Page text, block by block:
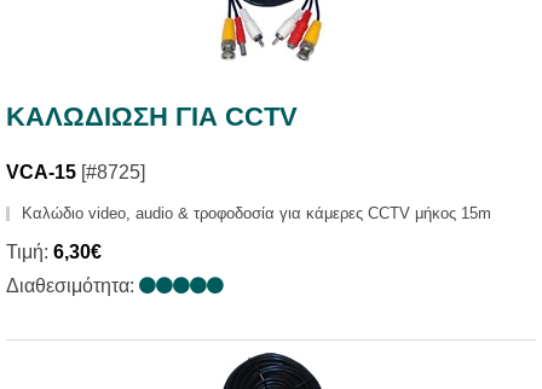
ΚΑΛΩΔΙΩΣΗ ΓΙΑ CCTV
VCA-15 [#8725]
Καλώδιο video, audio & τροφοδοσία για κάμερες CCTV μήκος 15m
Τιμή: 6,30€
Διαθεσιμότητα: